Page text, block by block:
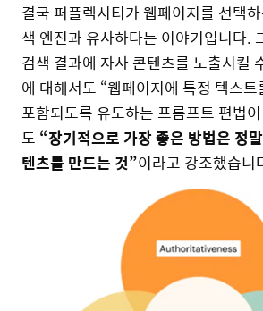
결국 퍼플렉시티가 웹페이지를 선택
색 엔진과 유사하다는 이야기입니다.
검색 결과에 자사 콘텐츠를 노출시킬
에 대해서도 “웹페이지에 특정 텍스
포함되도록 유도하는 프롬프트 편법
도 “장기적으로 가장 좋은 방법은 정
텐츠를 만드는 것”이라고 강조했습니